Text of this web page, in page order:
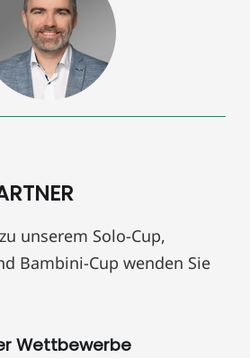
unserem Solo-Cup,
Bambini-Cup wenden Sie
Wettbewerbe